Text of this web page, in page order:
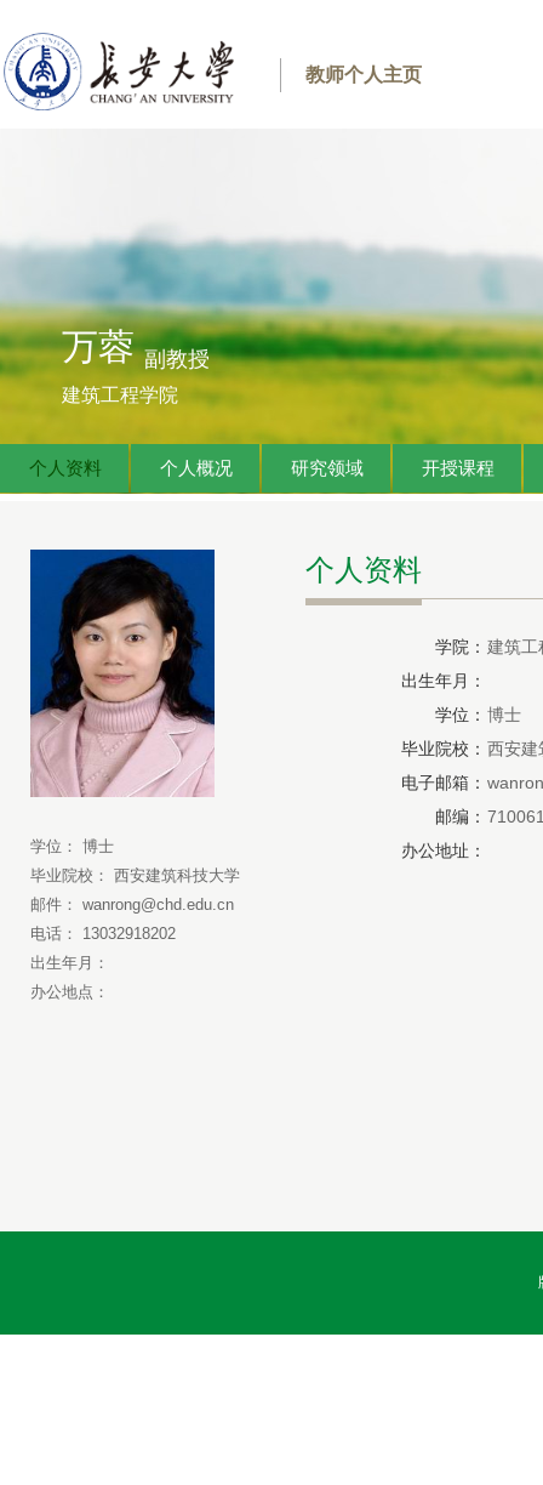
教师个人主页
万蓉副教授
建筑工程学院
个人资料 个人概况 研究领域 开授课程
学位： 博士
毕业院校： 西安建筑科技大学
邮件： wanrong@chd.edu.cn
电话： 13032918202
出生年月：
办公地点：
个人资料
学院： 建筑工
出生年月：
学位： 博士
毕业院校： 西安建
电子邮箱：
邮编：
办公地址：